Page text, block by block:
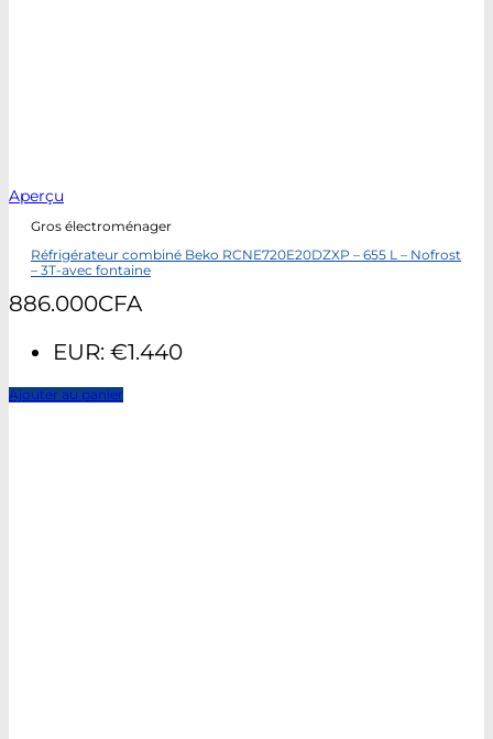
Aperçu
Gros électroménager
Réfrigérateur combiné Beko RCNE720E20DZXP – 655 L – Nofrost
– 3T-avec fontaine
886.000CFA
EUR: €1.440
Ajouter au panier